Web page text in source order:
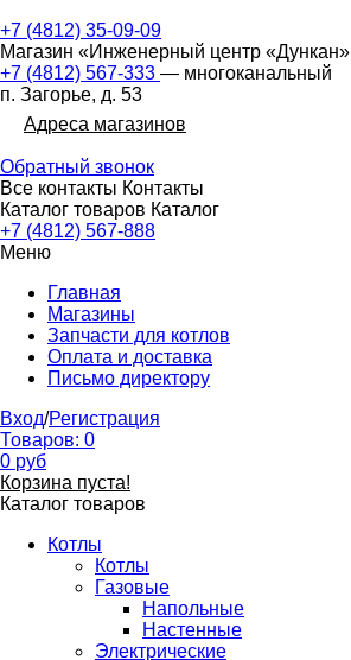
+7 (4812) 35-09-09
Магазин «Инженерный центр «Дункан»
+7 (4812) 567-333 — многоканальный
п. Загорье, д. 53
Адреса магазинов
Обратный звонок
Все контакты Контакты
Каталог товаров Каталог
+7 (4812) 567-888
Меню
Главная
Магазины
Запчасти для котлов
Оплата и доставка
Письмо директору
Вход/Регистрация
Товаров: 0
0 руб
Корзина пуста!
Каталог товаров
Котлы
Котлы
Газовые
Напольные
Настенные
Электрические